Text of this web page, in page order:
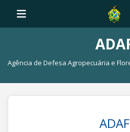
Agência de Defesa Agropecuária e
ADAF